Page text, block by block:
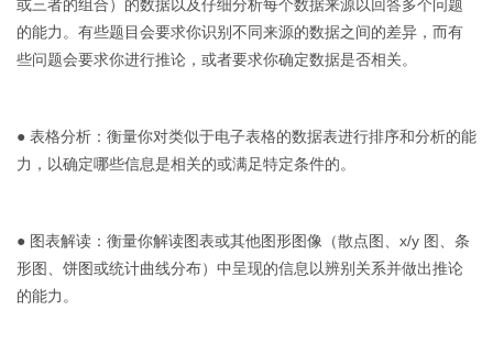
或三者的组合）的数据以及仔细分析每个数据来源以回答多个问题
的能力。有些题目会要求你识别不同来源的数据之间的差异，而有
些问题会要求你进行推论，或者要求你确定数据是否相关。
● 表格分析：衡量你对类似于电子表格的数据表进行排序和分析的能
力，以确定哪些信息是相关的或满足特定条件的。
● 图表解读：衡量你解读图表或其他图形图像（散点图、x/y 图、条
形图、饼图或统计曲线分布）中呈现的信息以辨别关系并做出推论
的能力。